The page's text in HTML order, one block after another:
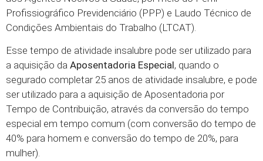
Profissiográfico Previdenciário (PPP) e Laudo Técnico de
Condições Ambientais do Trabalho (LTCAT).
Esse tempo de atividade insalubre pode ser utilizado para
a aquisição da Aposentadoria Especial, quando o
segurado completar 25 anos de atividade insalubre, e pode
ser utilizado para a aquisição de Aposentadoria por
Tempo de Contribuição, através da conversão do tempo
especial em tempo comum (com conversão do tempo de
40% para homem e conversão do tempo de 20%, para
mulher).